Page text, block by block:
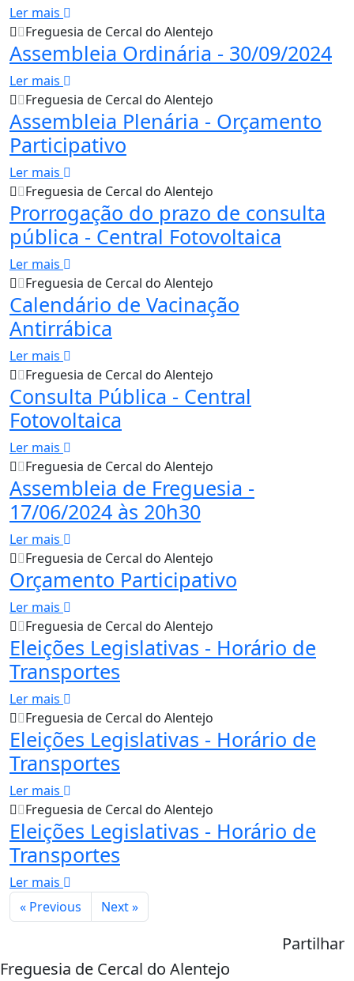
Ler mais
Freguesia de Cercal do Alentejo
Assembleia Ordinária - 30/09/2024
Ler mais
Freguesia de Cercal do Alentejo
Assembleia Plenária - Orçamento
Participativo
Ler mais
Freguesia de Cercal do Alentejo
Prorrogação do prazo de consulta
pública - Central Fotovoltaica
Ler mais
Freguesia de Cercal do Alentejo
Calendário de Vacinação
Antirrábica
Ler mais
Freguesia de Cercal do Alentejo
Consulta Pública - Central
Fotovoltaica
Ler mais
Freguesia de Cercal do Alentejo
Assembleia de Freguesia -
17/06/2024 às 20h30
Ler mais
Freguesia de Cercal do Alentejo
Orçamento Participativo
Ler mais
Freguesia de Cercal do Alentejo
Eleições Legislativas - Horário de
Transportes
Ler mais
Freguesia de Cercal do Alentejo
Eleições Legislativas - Horário de
Transportes
Ler mais
Freguesia de Cercal do Alentejo
Eleições Legislativas - Horário de
Transportes
Ler mais
« Previous
Next »
Partilhar
Freguesia de Cercal do Alentejo